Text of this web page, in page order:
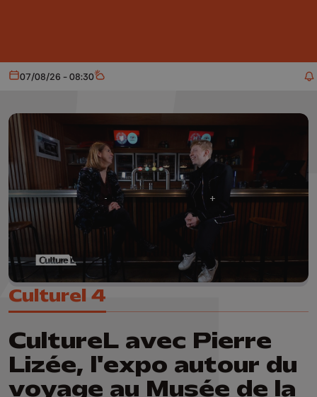
Aujourd'hui
07/08/26 - 08:30 Météo
Culturel 4
CultureL avec Pierre
Lizée, l'expo autour du
voyage au Musée de la